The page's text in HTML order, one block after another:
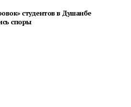
студентов в Душанбе
споры